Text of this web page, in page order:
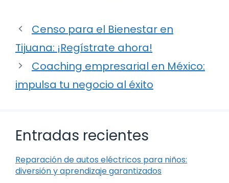
Censo para el Bienestar en
Tijuana: ¡Regístrate ahora!
Coaching empresarial en México:
impulsa tu negocio al éxito
Entradas recientes
Reparación de autos eléctricos para niños:
diversión y aprendizaje garantizados